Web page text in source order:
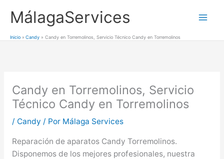
MálagaServices
Inicio Candy Candy en Torremolinos, Servicio Técnico Candy en Torremolinos
Candy en Torremolinos, Servicio
Técnico Candy en Torremolinos
/ Candy / Por Málaga Services
Reparación de aparatos Candy Torremolinos.
Disponemos de los mejores profesionales, nuestra